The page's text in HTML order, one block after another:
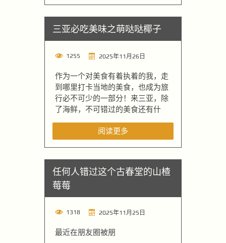
三亚必吃美味之萌哒哒椰子
1255 2025年11月26日
作为一个对美食有着执着的我，走
到哪里打卡当地的美食，也成为旅
行必不可少的一部分！来三亚，除
了海鲜，不可错过的美食还有什
阅读更多
任何人错过这个古春堂的山楂
莓莓
1318 2025年11月25日
最近在朋友圈被朋